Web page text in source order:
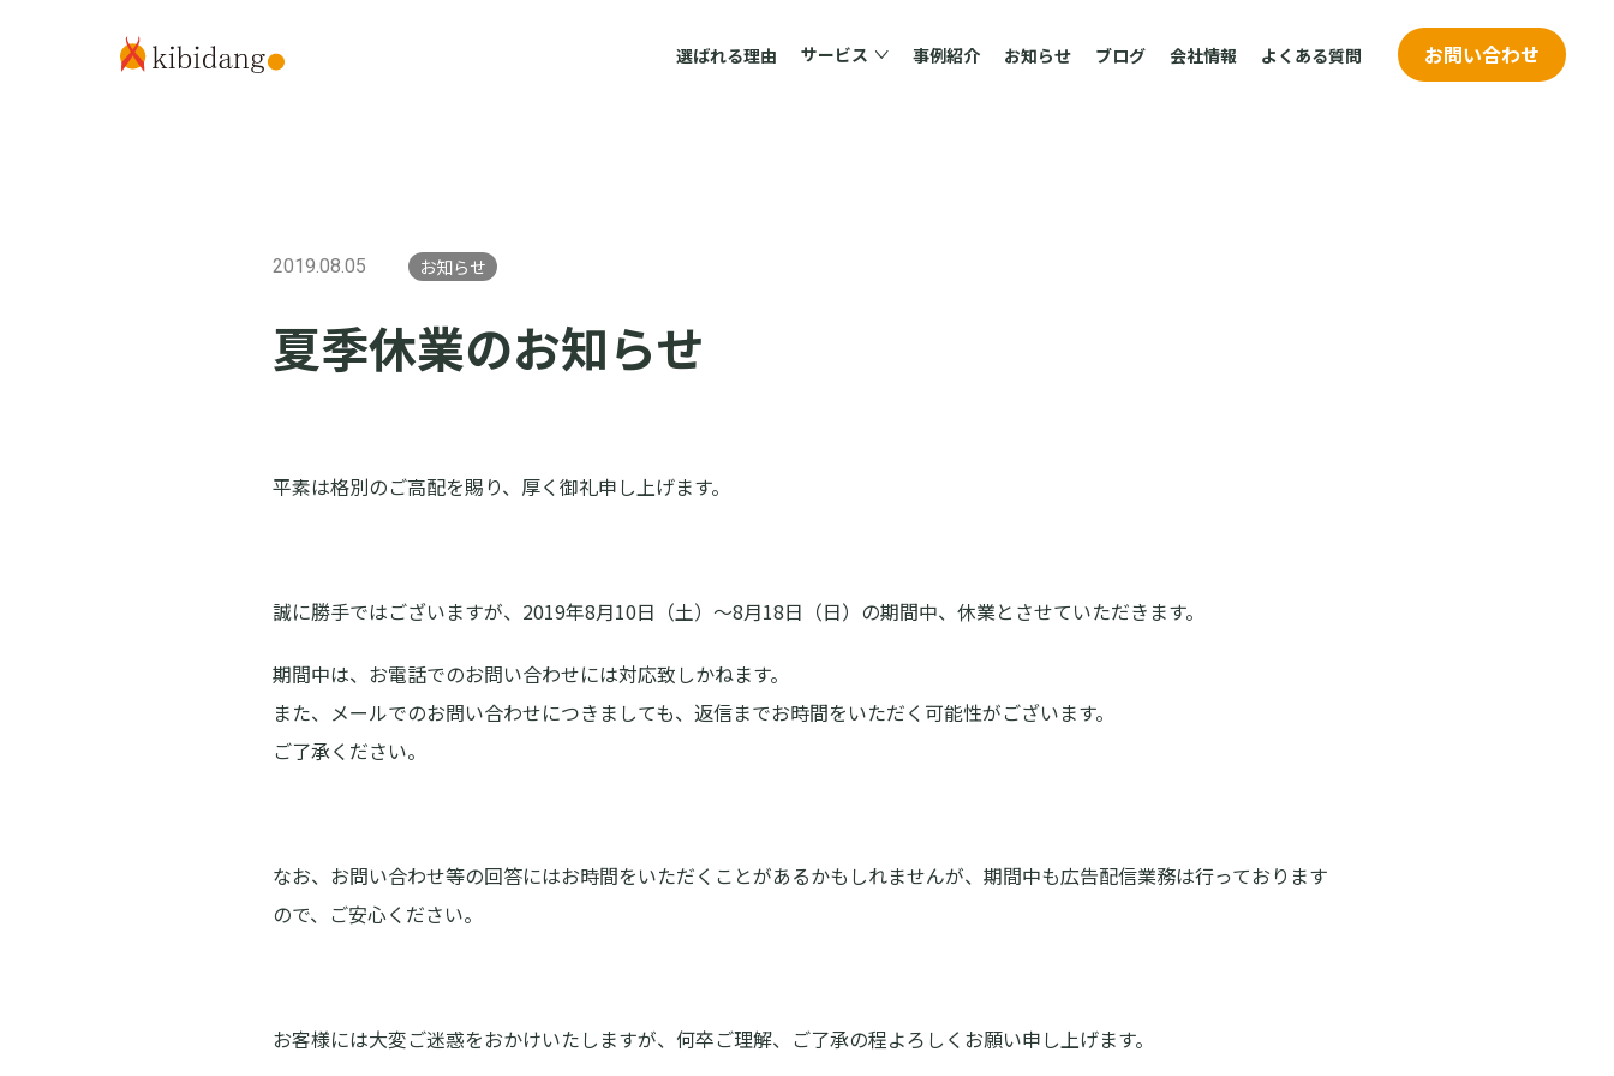
選ばれる理由 サービス 事例紹介 お知らせ ブログ 会社情報 よくある質問 お問い合わせ
2019.08.05 お知らせ
夏季休業のお知らせ
平素は格別のご高配を賜り、厚く御礼申し上げます。
誠に勝手ではございますが、2019年8月10日（土）～8月18日（日）の期間中、休業とさせていただきます。
期間中は、お電話でのお問い合わせには対応致しかねます。
また、メールでのお問い合わせにつきましても、返信までお時間をいただく可能性がございます。
ご了承ください。
なお、お問い合わせ等の回答にはお時間をいただくことがあるかもしれませんが、期間中も広告配信業務は行っております
ので、ご安心ください。
お客様には大変ご迷惑をおかけいたしますが、何卒ご理解、ご了承の程よろしくお願い申し上げます。